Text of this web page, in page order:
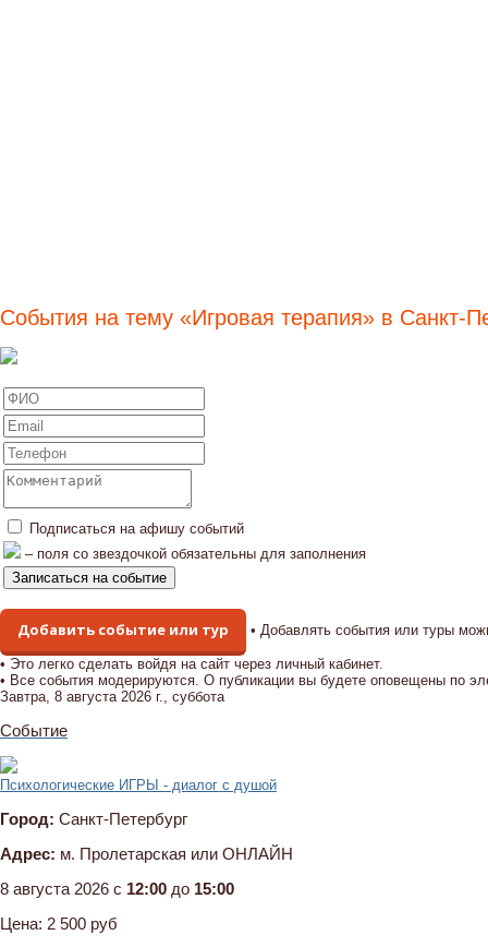
События на тему «Игровая терапия» в Санкт-
Подписаться на афишу событий
– поля со звездочкой обязательны для заполнения
Добавить событие или тур • Добавлять события или туры
• Это легко сделать войдя на сайт через личный кабинет.
• Все события модерируются. О публикации вы будете оповещены по
Завтра, 8 августа 2026 г., суббота
Событие
Психологические ИГРЫ - диалог с душой
Город: Санкт-Петербург
Адрес: м. Пролетарская или ОНЛАЙН
8 августа 2026 c 12:00 до 15:00
Цена: 2 500 руб